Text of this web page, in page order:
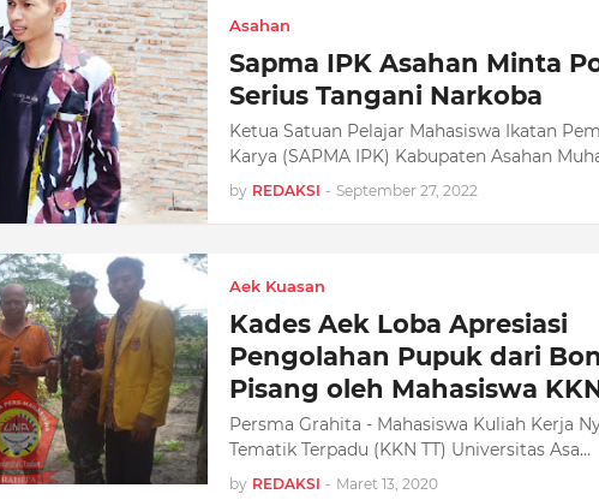
Asahan
Sapma IPK Asahan Minta
Serius Tangani Narkoba
Ketua Satuan Pelajar Mahasiswa Ikatan
Karya (SAPMA IPK) Kabupaten Asahan
by REDAKSI - September 27, 2022
Aek Kuasan
Kades Aek Loba Apresiasi
Pengolahan Pupuk dari
Pisang oleh Mahasiswa
Persma Grahita - Mahasiswa Kuliah Kerja
Tematik Terpadu (KKN TT) Universitas Asa…
by REDAKSI - Maret 13, 2020